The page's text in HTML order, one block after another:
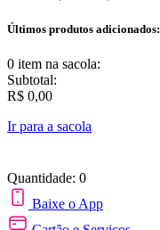
Últimos produtos adicionados:
0 item na sacola:
Subtotal:
R$ 0,00
Ir para a sacola
Quantidade: 0
Baixe o App